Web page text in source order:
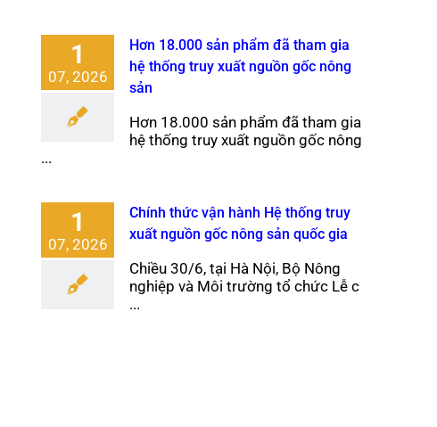
1
07, 2026
Hơn 18.000 sản phẩm đã tham gia
hệ thống truy xuất nguồn gốc nông
sản
Hơn 18.000 sản phẩm đã tham gia
hệ thống truy xuất nguồn gốc nông
...
1
07, 2026
Chính thức vận hành Hệ thống truy
xuất nguồn gốc nông sản quốc gia
Chiều 30/6, tại Hà Nội, Bộ Nông
nghiệp và Môi trường tổ chức Lễ c
...